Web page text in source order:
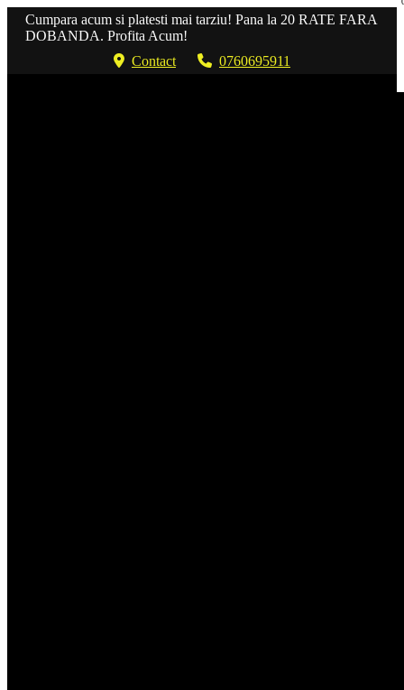
Cumpara acum si platesti mai tarziu! Pana la 20 RATE FARA
DOBANDA. Profita Acum!
Contact
0760695911